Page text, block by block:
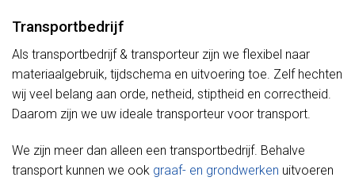
Transportbedrijf
Als transportbedrijf & transporteur zijn we flexibel naar
materiaalgebruik, tijdschema en uitvoering toe. Zelf hechten
wij veel belang aan orde, netheid, stiptheid en correctheid.
Daarom zijn we uw ideale transporteur voor transport.
We zijn meer dan alleen een transportbedrijf. Behalve
transport kunnen we ook graaf- en grondwerken uitvoeren